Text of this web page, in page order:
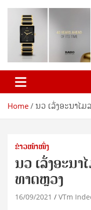
Home ນວ ເລັ່ງອະນາໄມ
ຂ່າວໜ້າໜຶ່ງ
ນວ ເລັ່ງອະນາ
ທາດຫຼວງ
16/09/2021 VTm